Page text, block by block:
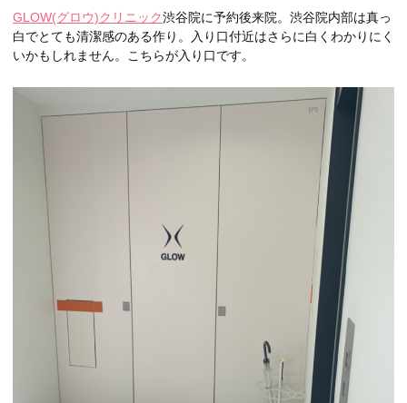
GLOW(グロウ)クリニック渋谷院に予約後来院。渋谷院内部は真っ
白でとても清潔感のある作り。入り口付近はさらに白くわかりにく
いかもしれません。こちらが入り口です。